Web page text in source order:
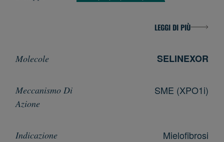
LEGGI DI PIÙ
SELINEXOR
SME (XPO1i)
Mielofibrosi